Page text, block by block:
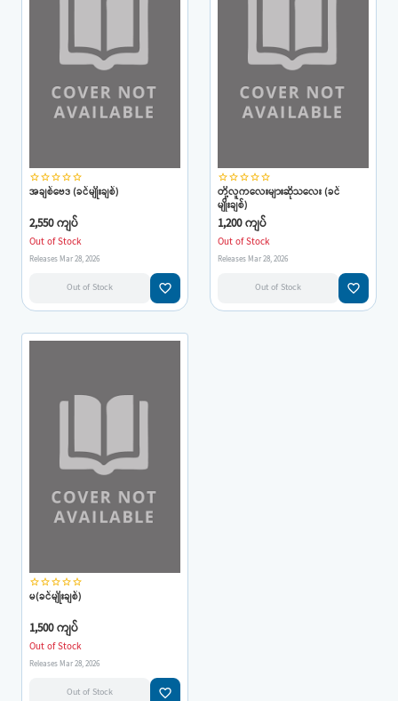
star_borderstar_borderstar_borderstar_borderstar_border
အချစ်ဗေဒ (ခင်မျိုးချစ်)
2,550 ကျပ်
Out of Stock
Releases Mar 28, 2026
Out of Stock favorite_border
star_borderstar_borderstar_borderstar_borderstar_border
တို့လူကလေးများဆိုသလေး (ခင်
မျိုးချစ်)
1,200 ကျပ်
Out of Stock
Releases Mar 28, 2026
Out of Stock favorite_border
star_borderstar_borderstar_borderstar_borderstar_border
မ(ခင်မျိုးချစ်)
1,500 ကျပ်
Out of Stock
Releases Mar 28, 2026
Out of Stock favorite_border